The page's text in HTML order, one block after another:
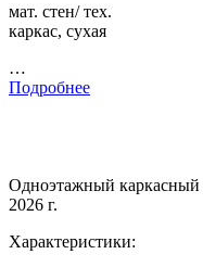
мат. стен/ тех.
каркас, сухая
…
Подробнее
Одноэтажный каркасный
2026 г.
Характеристики: